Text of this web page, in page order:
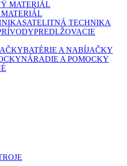
SATELITNÁ TECHNIKA
PREDLŽOVACIE
BATÉRIE A NABÍJAČKY
NÁRADIE A POMOCKY